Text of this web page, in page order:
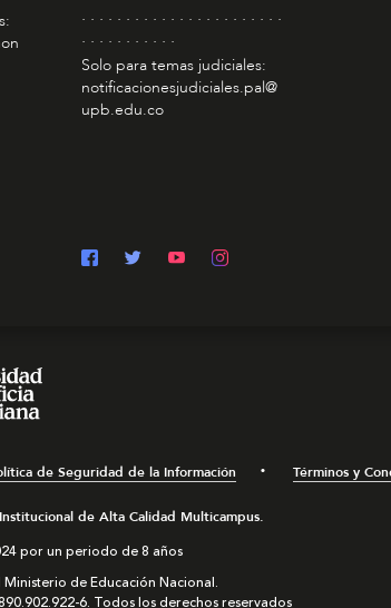
. . . . . . . . . . . . . . . . . . . . . . .
. . . . . . . . . . .
Solo para temas judiciales:
notificacionesjudiciales.pal@
upb.edu.co
de Seguridad de la Información Términos y
de Alta Calidad Multicampus.
por un periodo de 8 años
de Educación Nacional.
6. Todos los derechos reservados